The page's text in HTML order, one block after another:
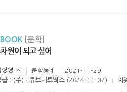
[문학]
원이 되고 싶어
상영 저 문학동네
2021-11-29
급 : (주)북큐브네트웍스 (2024-11-07)
지